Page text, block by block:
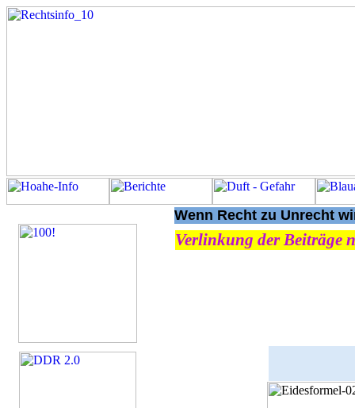
Wenn Recht zu Unrecht
Verlinkung der Beiträge